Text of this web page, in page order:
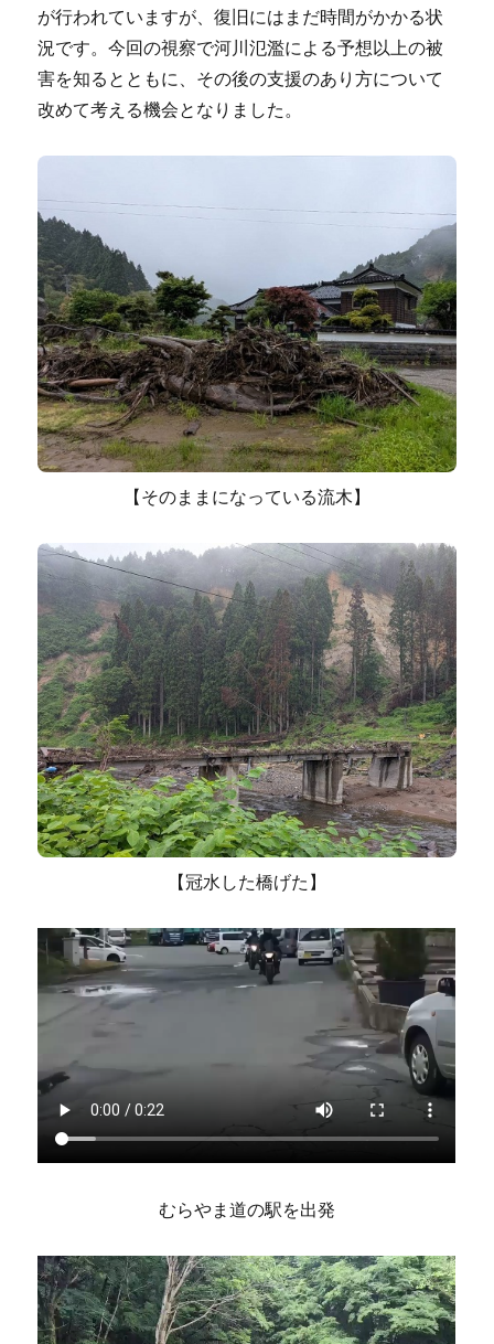
が行われていますが、復旧にはまだ時間がかかる状
況です。今回の視察で河川氾濫による予想以上の被
害を知るとともに、その後の支援のあり方について
改めて考える機会となりました。
【そのままになっている流木】
【冠水した橋げた】
むらやま道の駅を出発